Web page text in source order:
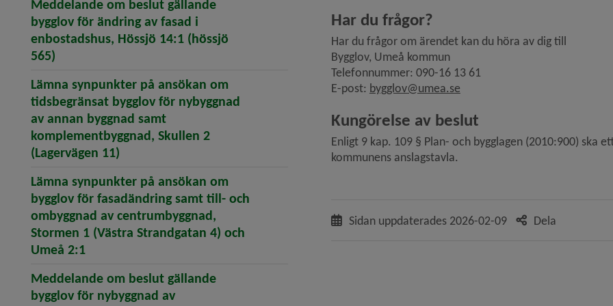
Meddelande om beslut gällande
bygglov för ändring av fasad i
enbostadshus, Hössjö 14:1 (hössjö
565) (öppnar artikeln Meddelande om beslut gällande bygglov för ändring av fasad i enbostadshus,
Lämna synpunkter på ansökan om
tidsbegränsat bygglov för nybyggnad
av annan byggnad samt
komplementbyggnad, Skullen 2
(Lagervägen 11) (öppnar artikeln Lämna synpunkter på ansökan om tidsbegränsat bygglov för
Lämna synpunkter på ansökan om
bygglov för fasadändring samt till- och
ombyggnad av centrumbyggnad,
Stormen 1 (Västra Strandgatan 4) och
Umeå 2:1(öppnar artikeln Lämna synpunkter på ansökan om bygglov för fasadändring samt till- och
Meddelande om beslut gällande
bygglov för nybyggnad av
Har du frågor?
Har du frågor om ärendet kan du höra av dig till
Bygglov, Umeå kommun
Telefonnummer: 090-16 13 61
E-post: bygglov@umea.se
Kungörelse av beslut
Enligt 9 kap. 109 § Plan- och bygglagen (2010:900) ska
kommunens anslagstavla.
Sidan uppdaterades 2026-02-09 Dela